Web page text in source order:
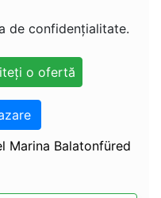
de confidențialitate.
Balatonfüred